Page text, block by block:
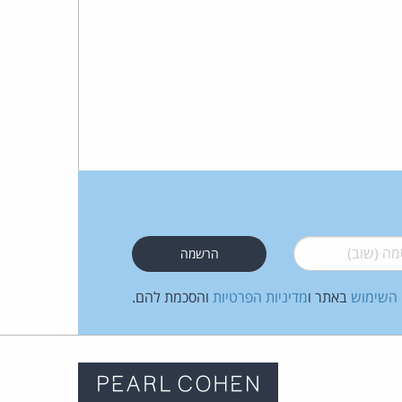
(שוב)*
השימוש באתר ומדיניות הפרטיות והסכמת להם.